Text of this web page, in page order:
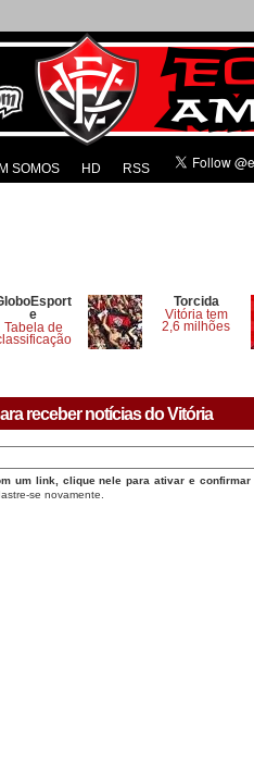
SOMOS HD RSS
e
Tabela de
Torcida
Vitória tem
2,6 milhões
receber notícias do Vitória
um link, clique nele para ativar e
se novamente.